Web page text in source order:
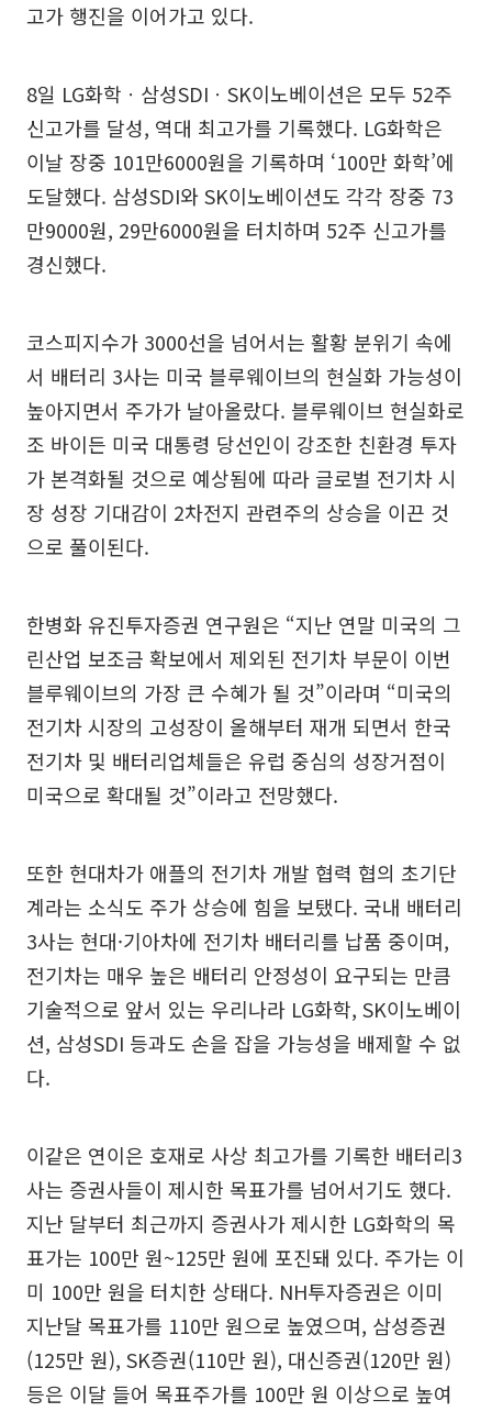
고가 행진을 이어가고 있다.
8일 LG화학ㆍ삼성SDIㆍSK이노베이션은 모두 52주
신고가를 달성, 역대 최고가를 기록했다. LG화학은
이날 장중 101만6000원을 기록하며 ‘100만 화학’에
도달했다. 삼성SDI와 SK이노베이션도 각각 장중 73
만9000원, 29만6000원을 터치하며 52주 신고가를
경신했다.
코스피지수가 3000선을 넘어서는 활황 분위기 속에
서 배터리 3사는 미국 블루웨이브의 현실화 가능성이
높아지면서 주가가 날아올랐다. 블루웨이브 현실화로
조 바이든 미국 대통령 당선인이 강조한 친환경 투자
가 본격화될 것으로 예상됨에 따라 글로벌 전기차 시
장 성장 기대감이 2차전지 관련주의 상승을 이끈 것
으로 풀이된다.
한병화 유진투자증권 연구원은 “지난 연말 미국의 그
린산업 보조금 확보에서 제외된 전기차 부문이 이번
블루웨이브의 가장 큰 수혜가 될 것”이라며 “미국의
전기차 시장의 고성장이 올해부터 재개 되면서 한국
전기차 및 배터리업체들은 유럽 중심의 성장거점이
미국으로 확대될 것”이라고 전망했다.
또한 현대차가 애플의 전기차 개발 협력 협의 초기단
계라는 소식도 주가 상승에 힘을 보탰다. 국내 배터리
3사는 현대·기아차에 전기차 배터리를 납품 중이며,
전기차는 매우 높은 배터리 안정성이 요구되는 만큼
기술적으로 앞서 있는 우리나라 LG화학, SK이노베이
션, 삼성SDI 등과도 손을 잡을 가능성을 배제할 수 없
다.
이같은 연이은 호재로 사상 최고가를 기록한 배터리3
사는 증권사들이 제시한 목표가를 넘어서기도 했다.
지난 달부터 최근까지 증권사가 제시한 LG화학의 목
표가는 100만 원~125만 원에 포진돼 있다. 주가는 이
미 100만 원을 터치한 상태다. NH투자증권은 이미
지난달 목표가를 110만 원으로 높였으며, 삼성증권
(125만 원), SK증권(110만 원), 대신증권(120만 원)
등은 이달 들어 목표주가를 100만 원 이상으로 높여